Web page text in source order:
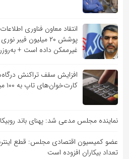
انتقاد معاون فناوری
پوشش ۲۰ میلیون
غیرممکن داده است +
افزایش سقف تراکنش
کارت‌خوان‌های تاپ به ۱۰۰ میلیون تومان
نماینده مجلس مدعی شد: پهنای باند
عضو کمیسیون اقتصادی مجلس: قطع
تعداد بیکاران افزوده است